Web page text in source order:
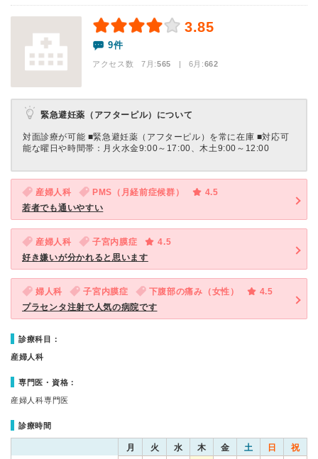
3.85
9件
アクセス数 7月:565 | 6月:662
緊急避妊薬（アフターピル）について
対面診療が可能 ■緊急避妊薬（アフターピル）を常に在庫 ■対応可
能な曜日や時間帯：月火水金9:00～17:00、木土9:00～12:00
産婦人科 PMS（月経前症候群）
4.5
若者でも通いやすい
産婦人科 子宮内膜症
4.5
好き嫌いが分かれると思います
婦人科 子宮内膜症 下腹部の痛み（女性）
4.5
プラセンタ注射で人気の病院です
診療科目：
産婦人科
専門医・資格：
産婦人科専門医
診療時間
月 火 水 木 金 土 日 祝